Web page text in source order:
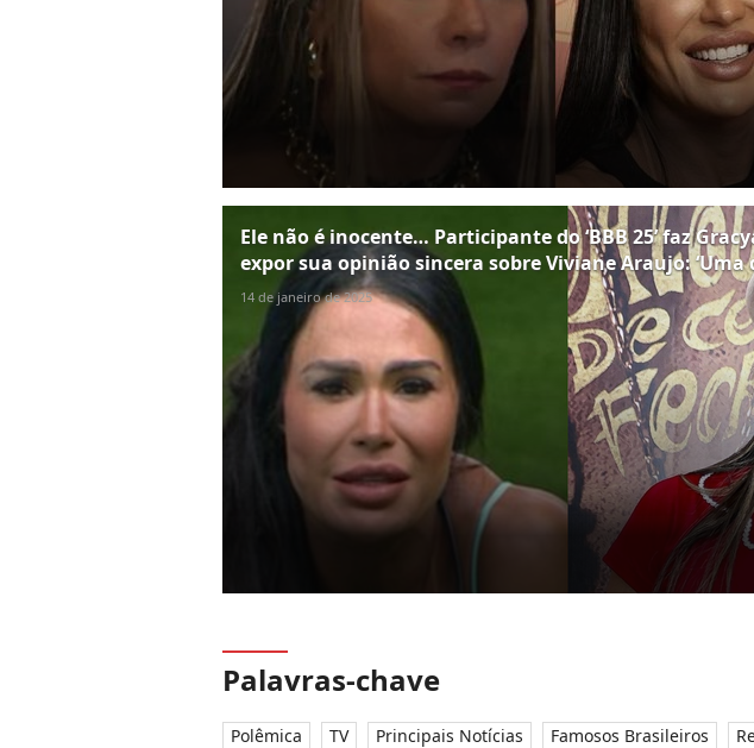
Ele não é inocente… Participante do ‘BBB 25’ faz
expor sua opinião sincera sobre Viviane Araujo: ‘Uma
14 de janeiro de 2025
Palavras-chave
Polêmica TV Principais Notícias Famosos Brasileiros